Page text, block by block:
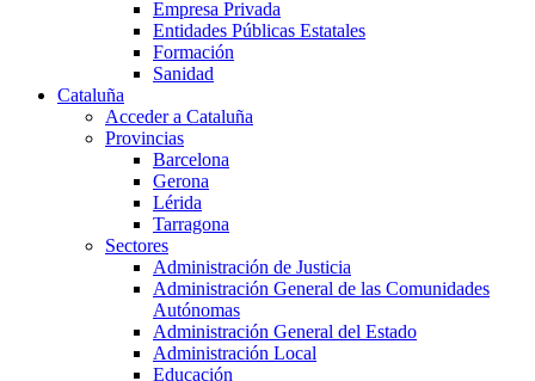
Empresa Privada
Entidades Públicas Estatales
Formación
Sanidad
Cataluña
Acceder a Cataluña
Provincias
Barcelona
Gerona
Lérida
Tarragona
Sectores
Administración de Justicia
Administración General de las Comunidades
Autónomas
Administración General del Estado
Administración Local
Educación